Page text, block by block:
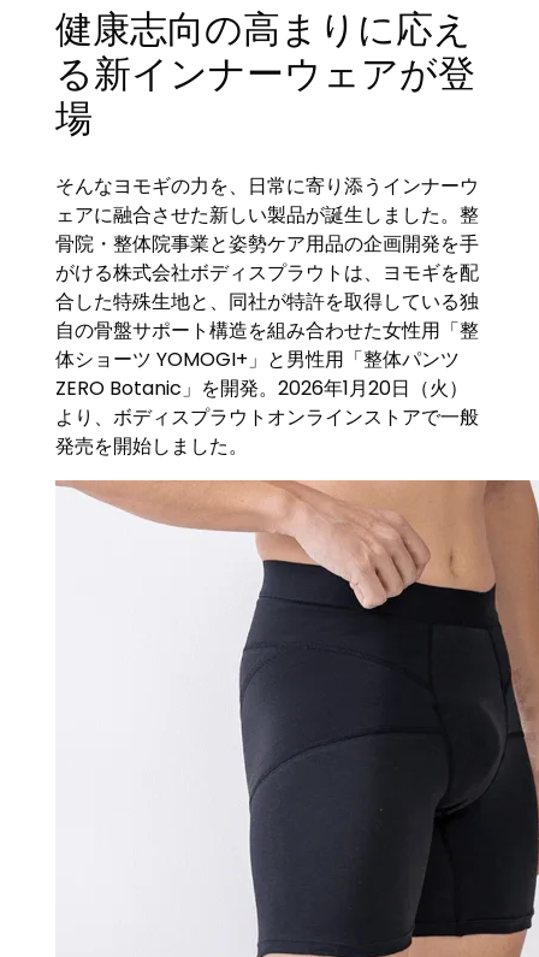
健康志向の高まりに応え
る新インナーウェアが登
場
そんなヨモギの力を、日常に寄り添うインナーウ
ェアに融合させた新しい製品が誕生しました。整
骨院・整体院事業と姿勢ケア用品の企画開発を手
がける株式会社ボディスプラウトは、ヨモギを配
合した特殊生地と、同社が特許を取得している独
自の骨盤サポート構造を組み合わせた女性用「整
体ショーツ YOMOGI+」と男性用「整体パンツ
ZERO Botanic」を開発。2026年1月20日（火）
より、ボディスプラウトオンラインストアで一般
発売を開始しました。